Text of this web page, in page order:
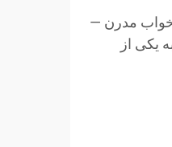
مدرن —
یکی از